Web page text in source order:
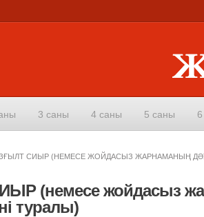
3 саны 4 саны 5 саны
СИЫР (НЕМЕСЕ ЖОЙДАСЫЗ ЖАРНАМАНЫҢ
(немесе жойдасыз
туралы)